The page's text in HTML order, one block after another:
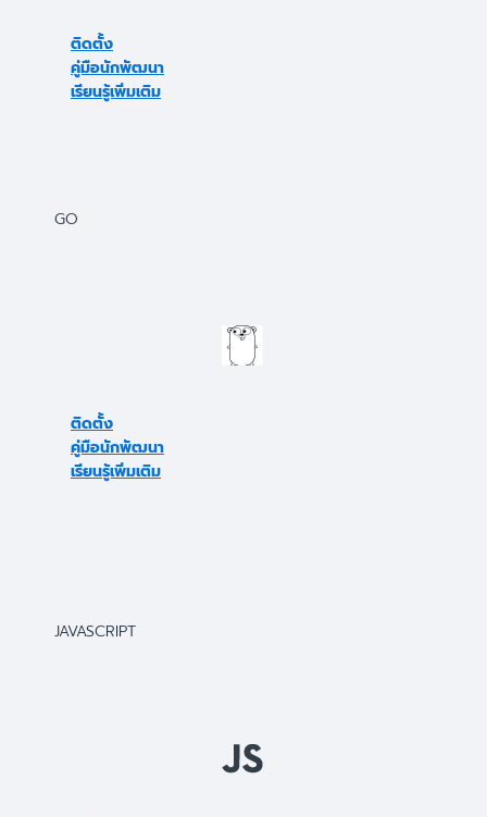
ติดตั้ง
คู่มือนักพัฒนา
เรียนรู้เพิ่มเติม
GO
ติดตั้ง
คู่มือนักพัฒนา
เรียนรู้เพิ่มเติม
JAVASCRIPT